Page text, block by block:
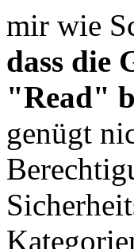
mir wie
dass die
"Read"
genügt